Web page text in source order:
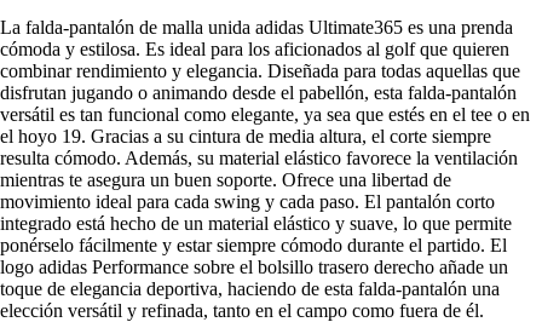
La falda-pantalón de malla unida adidas Ultimate365 es una prenda
cómoda y estilosa. Es ideal para los aficionados al golf que quieren
combinar rendimiento y elegancia. Diseñada para todas aquellas que
disfrutan jugando o animando desde el pabellón, esta falda-pantalón
versátil es tan funcional como elegante, ya sea que estés en el tee o en
el hoyo 19. Gracias a su cintura de media altura, el corte siempre
resulta cómodo. Además, su material elástico favorece la ventilación
mientras te asegura un buen soporte. Ofrece una libertad de
movimiento ideal para cada swing y cada paso. El pantalón corto
integrado está hecho de un material elástico y suave, lo que permite
ponérselo fácilmente y estar siempre cómodo durante el partido. El
logo adidas Performance sobre el bolsillo trasero derecho añade un
toque de elegancia deportiva, haciendo de esta falda-pantalón una
elección versátil y refinada, tanto en el campo como fuera de él.